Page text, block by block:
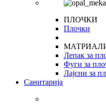
ПЛОЧКИ
Плочки
Лепак за
Фуги за
Лајсни за
Санитарија